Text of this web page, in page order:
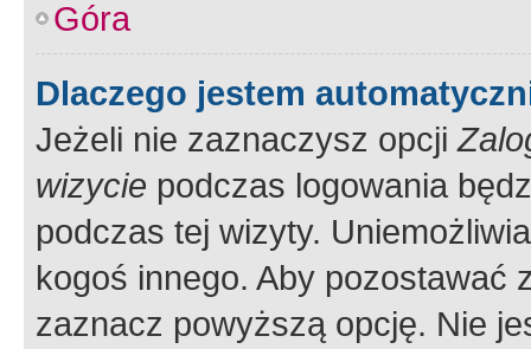
Góra
Dlaczego jestem
Jeżeli nie zaznaczysz opcji
wizycie podczas logowania
podczas tej wizyty.
kogoś innego. Aby pozostawać
zaznacz powyższą opcję. Nie